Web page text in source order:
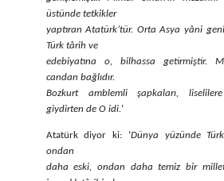
üstünde tetkikler
yaptıran Atatürk’tür. Orta Asya yâni
Türk târih ve
edebiyatına o, bilhassa getirmiştir.
candan bağlıdır.
Bozkurt amblemli şapkaları,
giydirten de O idi.’
Atatürk diyor ki: ‘Dünya yüzünde
ondan
daha eski, ondan daha temiz bir